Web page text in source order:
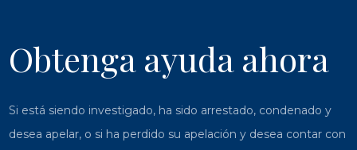
Obtenga ayuda ahora
Si está siendo investigado, ha sido arrestado, condenado y
desea apelar, o si ha perdido su apelación y desea contar con